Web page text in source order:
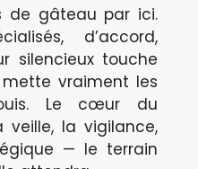
de gâteau par ici.
d’accord,
silencieux touche
vraiment les
Le cœur du
veille, la vigilance,
— le terrain